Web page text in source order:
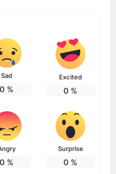
Sad
0 %
Excited
0 %
0 %
Surprise
0 %